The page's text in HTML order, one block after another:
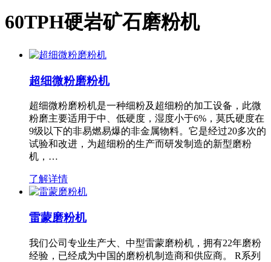
60TPH硬岩矿石磨粉机
超细微粉磨粉机
超细微粉磨粉机是一种细粉及超细粉的加工设备，此微
粉磨主要适用于中、低硬度，湿度小于6%，莫氏硬度在
9级以下的非易燃易爆的非金属物料。它是经过20多次的
试验和改进，为超细粉的生产而研发制造的新型磨粉
机，…
了解详情
雷蒙磨粉机
我们公司专业生产大、中型雷蒙磨粉机，拥有22年磨粉
经验，已经成为中国的磨粉机制造商和供应商。 R系列